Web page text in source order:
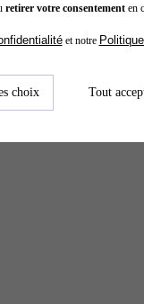
retirer votre consentementen
et notre
choix Tout